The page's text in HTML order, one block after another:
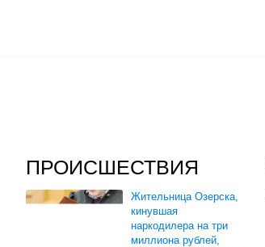
ПРОИСШЕСТВИЯ
Жительница Озерска,
кинувшая
наркодилера на три
миллиона рублей,